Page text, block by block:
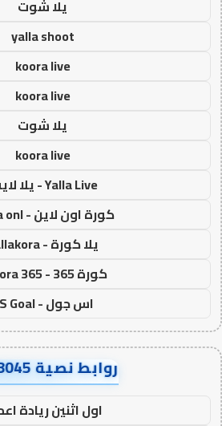
يلا شوت
yalla shoot
koora live
koora live
يلا شوت
koora live
Yalla Live - يلا لايف
كورة اون لاين - koora onl
يلا كورة - yallakora
كورة 365 - kooora 365
اس جول - AS Goal
روابط نصية AA38045
اول اثنين ريادة